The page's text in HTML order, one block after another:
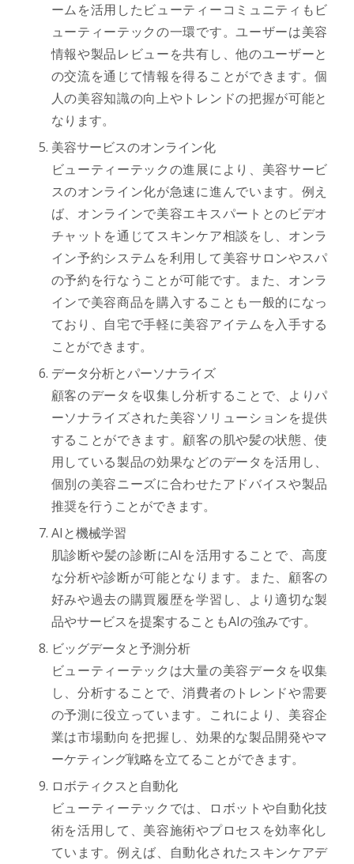
ームを活用したビューティーコミュニティもビ
ューティーテックの一環です。ユーザーは美容
情報や製品レビューを共有し、他のユーザーと
の交流を通じて情報を得ることができます。個
人の美容知識の向上やトレンドの把握が可能と
なります。
美容サービスのオンライン化
ビューティーテックの進展により、美容サービ
スのオンライン化が急速に進んでいます。例え
ば、オンラインで美容エキスパートとのビデオ
チャットを通じてスキンケア相談をし、オンラ
イン予約システムを利用して美容サロンやスパ
の予約を行なうことが可能です。また、オンラ
インで美容商品を購入することも一般的になっ
ており、自宅で手軽に美容アイテムを入手する
ことができます。
データ分析とパーソナライズ
顧客のデータを収集し分析することで、よりパ
ーソナライズされた美容ソリューションを提供
することができます。顧客の肌や髪の状態、使
用している製品の効果などのデータを活用し、
個別の美容ニーズに合わせたアドバイスや製品
推奨を行うことができます。
AIと機械学習
肌診断や髪の診断にAIを活用することで、高度
な分析や診断が可能となります。また、顧客の
好みや過去の購買履歴を学習し、より適切な製
品やサービスを提案することもAIの強みです。
ビッグデータと予測分析
ビューティーテックは大量の美容データを収集
し、分析することで、消費者のトレンドや需要
の予測に役立っています。これにより、美容企
業は市場動向を把握し、効果的な製品開発やマ
ーケティング戦略を立てることができます。
ロボティクスと自動化
ビューティーテックでは、ロボットや自動化技
術を活用して、美容施術やプロセスを効率化し
ています。例えば、自動化されたスキンケアデ